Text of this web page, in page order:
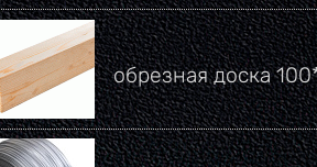
обрезная доска